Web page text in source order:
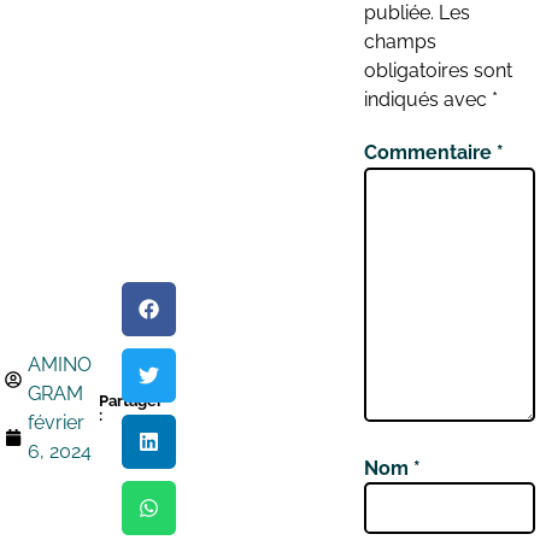
AMINO
GRAM
février
6, 2024
Partager
:
publiée. Les
champs
obligatoires sont
indiqués avec *
Commentaire *
Nom *